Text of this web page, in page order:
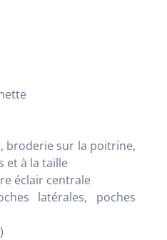
broderie sur la poitrine,
et à la taille
éclair centrale
latérales, poches